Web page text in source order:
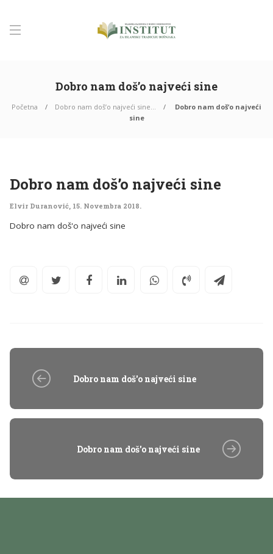
Dobro nam doš’o najveći sine
Početna Dobro nam doš’o najveći sine…
Dobro nam doš’o najveći
sine
Dobro nam doš’o najveći sine
Elvir Duranović, 15. Novembra 2018.
Dobro nam doš'o najveći sine
Dobro nam doš'o najveći sine
Dobro nam doš'o najveći sine